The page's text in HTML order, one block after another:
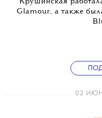
Крушинская
Glamour, а также
02